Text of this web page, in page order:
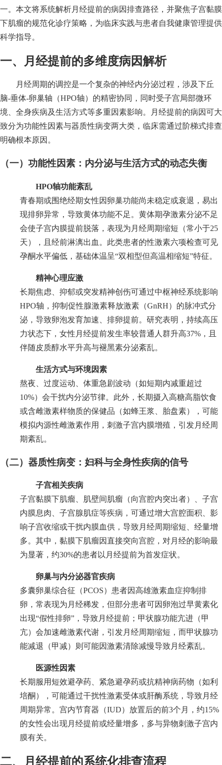
一。本文将系统解析月经提前的病因排查路径，并聚焦子宫黏膜
下肌瘤的规范化诊疗策略，为临床实践与患者自我健康管理提供
科学指导。
一、月经提前的多维度病因解析
月经周期的调控是一个复杂的神经内分泌过程，涉及下丘
脑-垂体-卵巢轴（HPO轴）的精密协同，同时受子宫局部微环
境、全身疾病及生活方式等多重因素影响。月经提前的病因可大
致分为功能性因素与器质性病变两大类，临床需通过阶梯式排查
明确根本原因。
（一）功能性因素：内分泌与生活方式的动态失衡
HPO轴功能紊乱
青春期或围绝经期女性因卵巢功能尚未稳定或衰退，易出
现排卵异常，导致黄体功能不足。黄体期孕激素分泌不足
会使子宫内膜提前脱落，表现为月经周期缩短（常小于25
天），且经前淋漓出血。此类患者的性激素六项检查可见
孕酮水平偏低，基础体温呈“双相型但高温相缩短”特征。
精神心理应激
长期焦虑、抑郁或突发精神创伤可通过中枢神经系统影响
HPO轴，抑制促性腺激素释放激素（GnRH）的脉冲式分
泌，导致卵泡发育加速、排卵提前。研究表明，持续高压
力状态下，女性月经提前发生率较普通人群升高37%，且
伴随皮质醇水平升高与褪黑素分泌紊乱。
生活方式与环境因素
熬夜、过度运动、体重急剧波动（如短期内减重超过
10%）会干扰内分泌节律。此外，长期摄入高糖高脂饮食
或含雌激素样物质的保健品（如蜂王浆、胎盘素），可能
模拟内源性雌激素作用，刺激子宫内膜增殖，引发月经周
期紊乱。
（二）器质性病变：妇科与全身性疾病的信号
子宫相关疾病
子宫黏膜下肌瘤、肌壁间肌瘤（向宫腔内突出者）、子宫
内膜息肉、子宫腺肌症等疾病，可通过增大宫腔面积、影
响子宫收缩或干扰内膜血供，导致月经周期缩短、经量增
多。其中，黏膜下肌瘤因直接突向宫腔，对月经的影响最
为显著，约30%的患者以月经提前为首发症状。
卵巢与内分泌器官疾病
多囊卵巢综合征（PCOS）患者因高雄激素血症抑制排
卵，常表现为月经稀发，但部分患者可因卵泡过早黄素化
出现“假性排卵”，导致月经提前；甲状腺功能亢进（甲
亢）会加速雌激素代谢，引发月经周期缩短，而甲状腺功
能减退（甲减）则可能因激素清除减慢导致月经紊乱。
医源性因素
长期服用短效避孕药、紧急避孕药或抗精神病药物（如利
培酮），可能通过干扰性激素受体或肝酶系统，导致月经
周期异常。宫内节育器（IUD）放置后的前3个月，约15%
的女性会出现月经提前或经量增多，多与异物刺激子宫内
膜有关。
二、月经提前的系统化排查流程